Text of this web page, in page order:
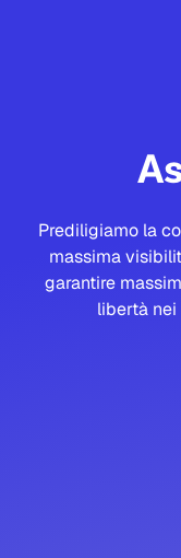
Prediligiamo la
massima
garantire
libertà